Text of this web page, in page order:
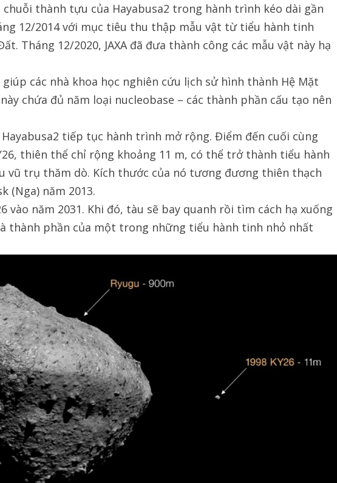
thành tựu của Hayabusa2 trong hành trình kéo dài gần
12/2014 với mục tiêu thu thập mẫu vật từ tiểu hành tinh
Tháng 12/2020, JAXA đã đưa thành công các mẫu vật này hạ
các nhà khoa học nghiên cứu lịch sử hình thành Hệ Mặt
chứa đủ năm loại nucleobase – các thành phần cấu tạo nên
Hayabusa2 tiếp tục hành trình mở rộng. Điểm đến cuối cùng
thiên thể chỉ rộng khoảng 11 m, có thể trở thành tiểu hành
trụ thăm dò. Kích thước của nó tương đương thiên thạch
(Nga) năm 2013.
vào năm 2031. Khi đó, tàu sẽ bay quanh rồi tìm cách hạ xuống
thành phần của một trong những tiểu hành tinh nhỏ nhất